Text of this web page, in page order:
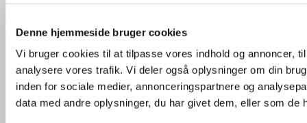
Denne hjemmeside bruger cookies
Vi bruger cookies til at tilpasse vores indhold og annoncer,
analysere vores trafik. Vi deler også oplysninger om din
inden for sociale medier, annonceringspartnere og
data med andre oplysninger, du har givet dem, eller som de
Han fandt hurtigt ud af at plakatstrips er alt for dyre i Danmark, så
Handelsbetingelser
Cookie- og privatlivspolitik
Om plakatstrips.dk
Blog
Kontakt